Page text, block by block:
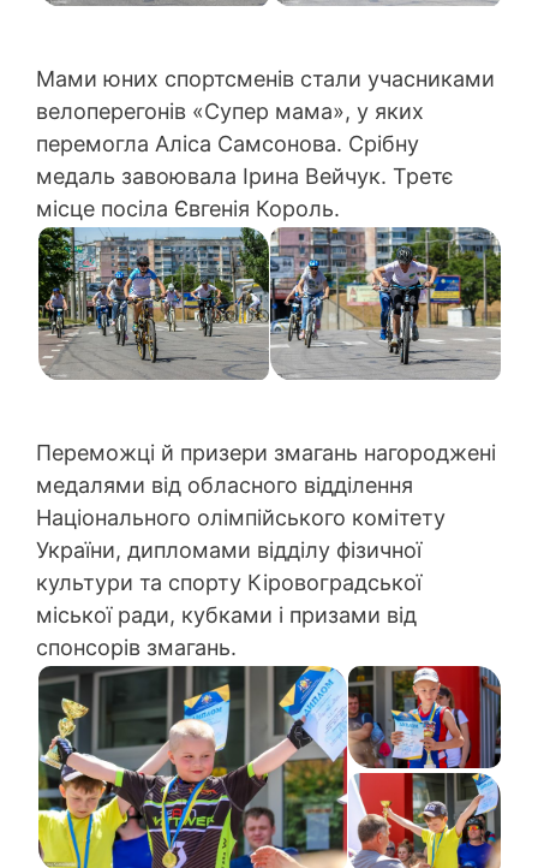
Мами юних спортсменів стали учасниками
велоперегонів «Супер мама», у яких
перемогла Аліса Самсонова. Срібну
медаль завоювала Ірина Вейчук. Третє
місце посіла Євгенія Король.
Переможці й призери змагань нагороджені
медалями від обласного відділення
Національного олімпійського комітету
України, дипломами відділу фізичної
культури та спорту Кіровоградської
міської ради, кубками і призами від
спонсорів змагань.